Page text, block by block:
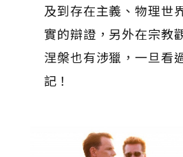
及到存在主義、物理世
實的辯證，另外在宗教
涅槃也有涉獵，一旦看
記！